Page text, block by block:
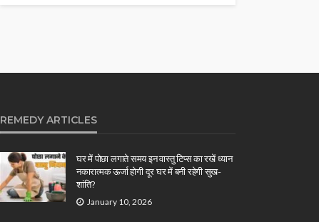
REMEDY ARTICLES
घर में पोछा लगाते समय इन वास्तु टिप्स का रखें ध्यान
नकारात्मक ऊर्जा होगी दूर घर में बनी रहेगी सुख-
शांति?
January 10, 2026